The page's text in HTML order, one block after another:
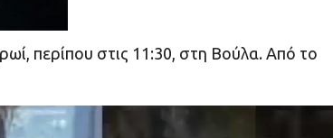
περίπου στις 11:30, στη Βούλα. Από το